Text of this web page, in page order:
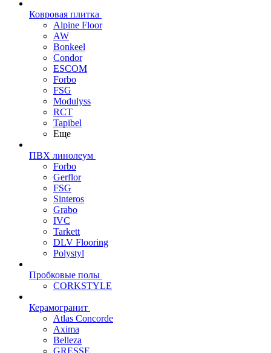
Ковровая плитка
Alpine Floor
AW
Bonkeel
Condor
ESCOM
Forbo
FSG
Modulyss
RCT
Tapibel
Еще
ПВХ линолеум
Forbo
Gerflor
FSG
Sinteros
Grabo
IVC
Tarkett
DLV Flooring
Polystyl
Пробковые полы
CORKSTYLE
Керамогранит
Atlas Concorde
Axima
Belleza
GRESSE